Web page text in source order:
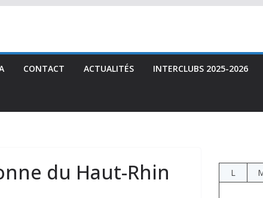
CONTACT ACTUALITÉS INTERCLUBS 2025-2026
du Haut-Rhin
L